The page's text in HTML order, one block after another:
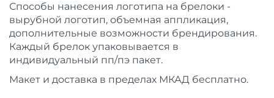
Способы нанесения логотипа на брелоки -
вырубной логотип, объемная аппликация,
дополнительные возможности брендирования.
Каждый брелок упаковывается в
индивидуальный пп/пэ пакет.
Макет и доставка в пределах МКАД бесплатно.